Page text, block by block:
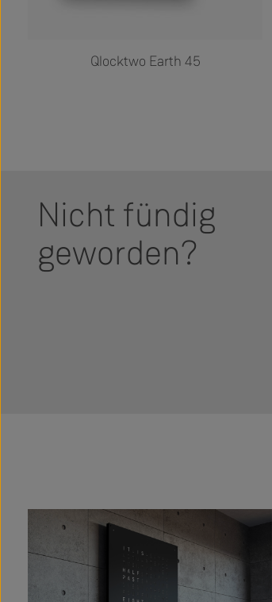
Qlocktwo Earth 45
Nicht fündig
geworden?